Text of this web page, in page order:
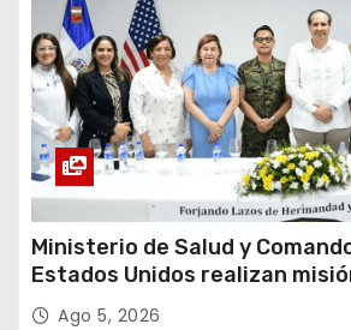
Ministerio de Salud y
Estados Unidos realizan
Amistad 2026 en La Vega
Ago 5, 2026